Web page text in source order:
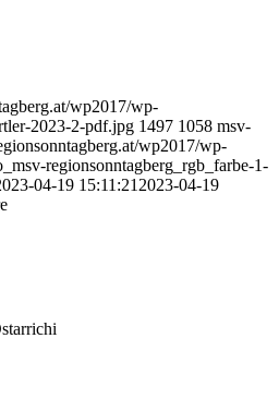
wp2017/wp-
2023-2-pdf.jpg 1497 1058 msv-
wp2017/wp-
regionsonntagberg_rgb_farbe-1-
04-19 15:11:21 2023-04-19